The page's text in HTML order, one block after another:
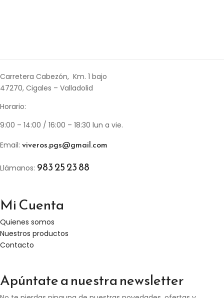
Carretera Cabezón, Km. 1 bajo
47270, Cigales – Valladolid
Horario:
9:00 – 14:00 / 16:00 – 18:30 lun a vie.
Email: viveros.pgs@gmail.com
Llámanos: 983 25 23 88
Mi Cuenta
Quienes somos
Nuestros productos
Contacto
Apúntate a nuestra newsletter